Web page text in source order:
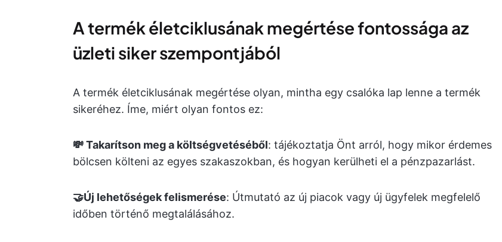
A termék életciklusának megértése fontossága az
üzleti siker szempontjából
A termék életciklusának megértése olyan, mintha egy csalóka lap lenne a termék
sikeréhez. Íme, miért olyan fontos ez:
💸 Takarítson meg a költségvetéséből: tájékoztatja Önt arról, hogy mikor érdemes
bölcsen költeni az egyes szakaszokban, és hogyan kerülheti el a pénzpazarlást.
🤝Új lehetőségek felismerése: Útmutató az új piacok vagy új ügyfelek megfelelő
időben történő megtalálásához.